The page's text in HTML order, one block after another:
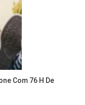
Com 76 H De